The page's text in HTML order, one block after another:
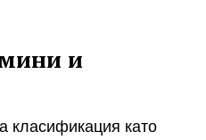
и
класификация като